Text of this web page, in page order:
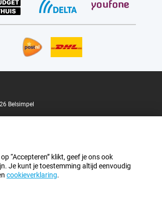
Belsimpel
“Accepteren” klikt, geef je ons ook
Je kunt je toestemming altijd eenvoudig
cookieverklaring.